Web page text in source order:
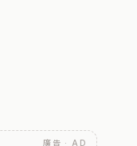
廣告 · AD